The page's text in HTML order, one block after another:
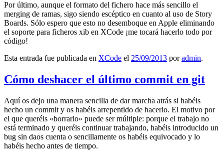
Por último, aunque el formato del fichero hace más sencillo el
merging de ramas, sigo siendo escéptico en cuanto al uso de Story
Boards. Sólo espero que esto no desemboque en Apple eliminando
el soporte para ficheros xib en XCode ¡me tocará hacerlo todo por
código!
Esta entrada fue publicada en XCode el 25/09/2013 poradmin.
Cómo deshacer el último commit en git
Aquí os dejo una manera sencilla de dar marcha atrás si habéis
hecho un commit y os habéis arrepentido de hacerlo. El motivo por
el que queréis «borrarlo» puede ser múltiple: porque el trabajo no
está terminado y queréis continuar trabajando, habéis introducido un
bug sin daos cuenta o sencillamente os habéis equivocado y lo
habéis hecho antes de tiempo.